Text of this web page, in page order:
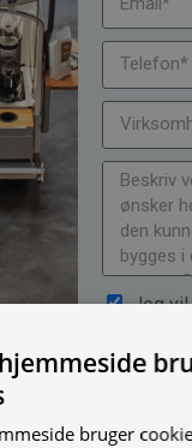
Jeg vil
nyheder
vi
bruger